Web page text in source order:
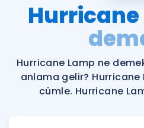
Şifremi
Katılımcı Görüşleri
Faydalı Araçlar
Ücretsiz Kaynaklar
Hurricane Lamp ne
anlama gelir?
cümle. Hurricane